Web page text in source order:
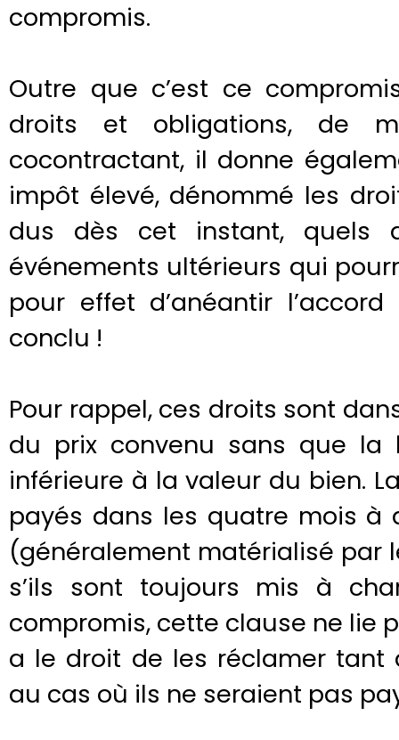
compromis.
Outre que c’est ce
droits et obligations, de
cocontractant, il donne
impôt élevé, dénommé les
dus dès cet instant, quels
événements ultérieurs qui
pour effet d’anéantir
conclu !
Pour rappel, ces droits sont
du prix convenu sans que la
inférieure à la valeur du bien.
payés dans les quatre mois à
(généralement matérialisé par
s’ils sont toujours mis à
compromis, cette clause ne lie
a le droit de les réclamer tant
au cas où ils ne seraient pas